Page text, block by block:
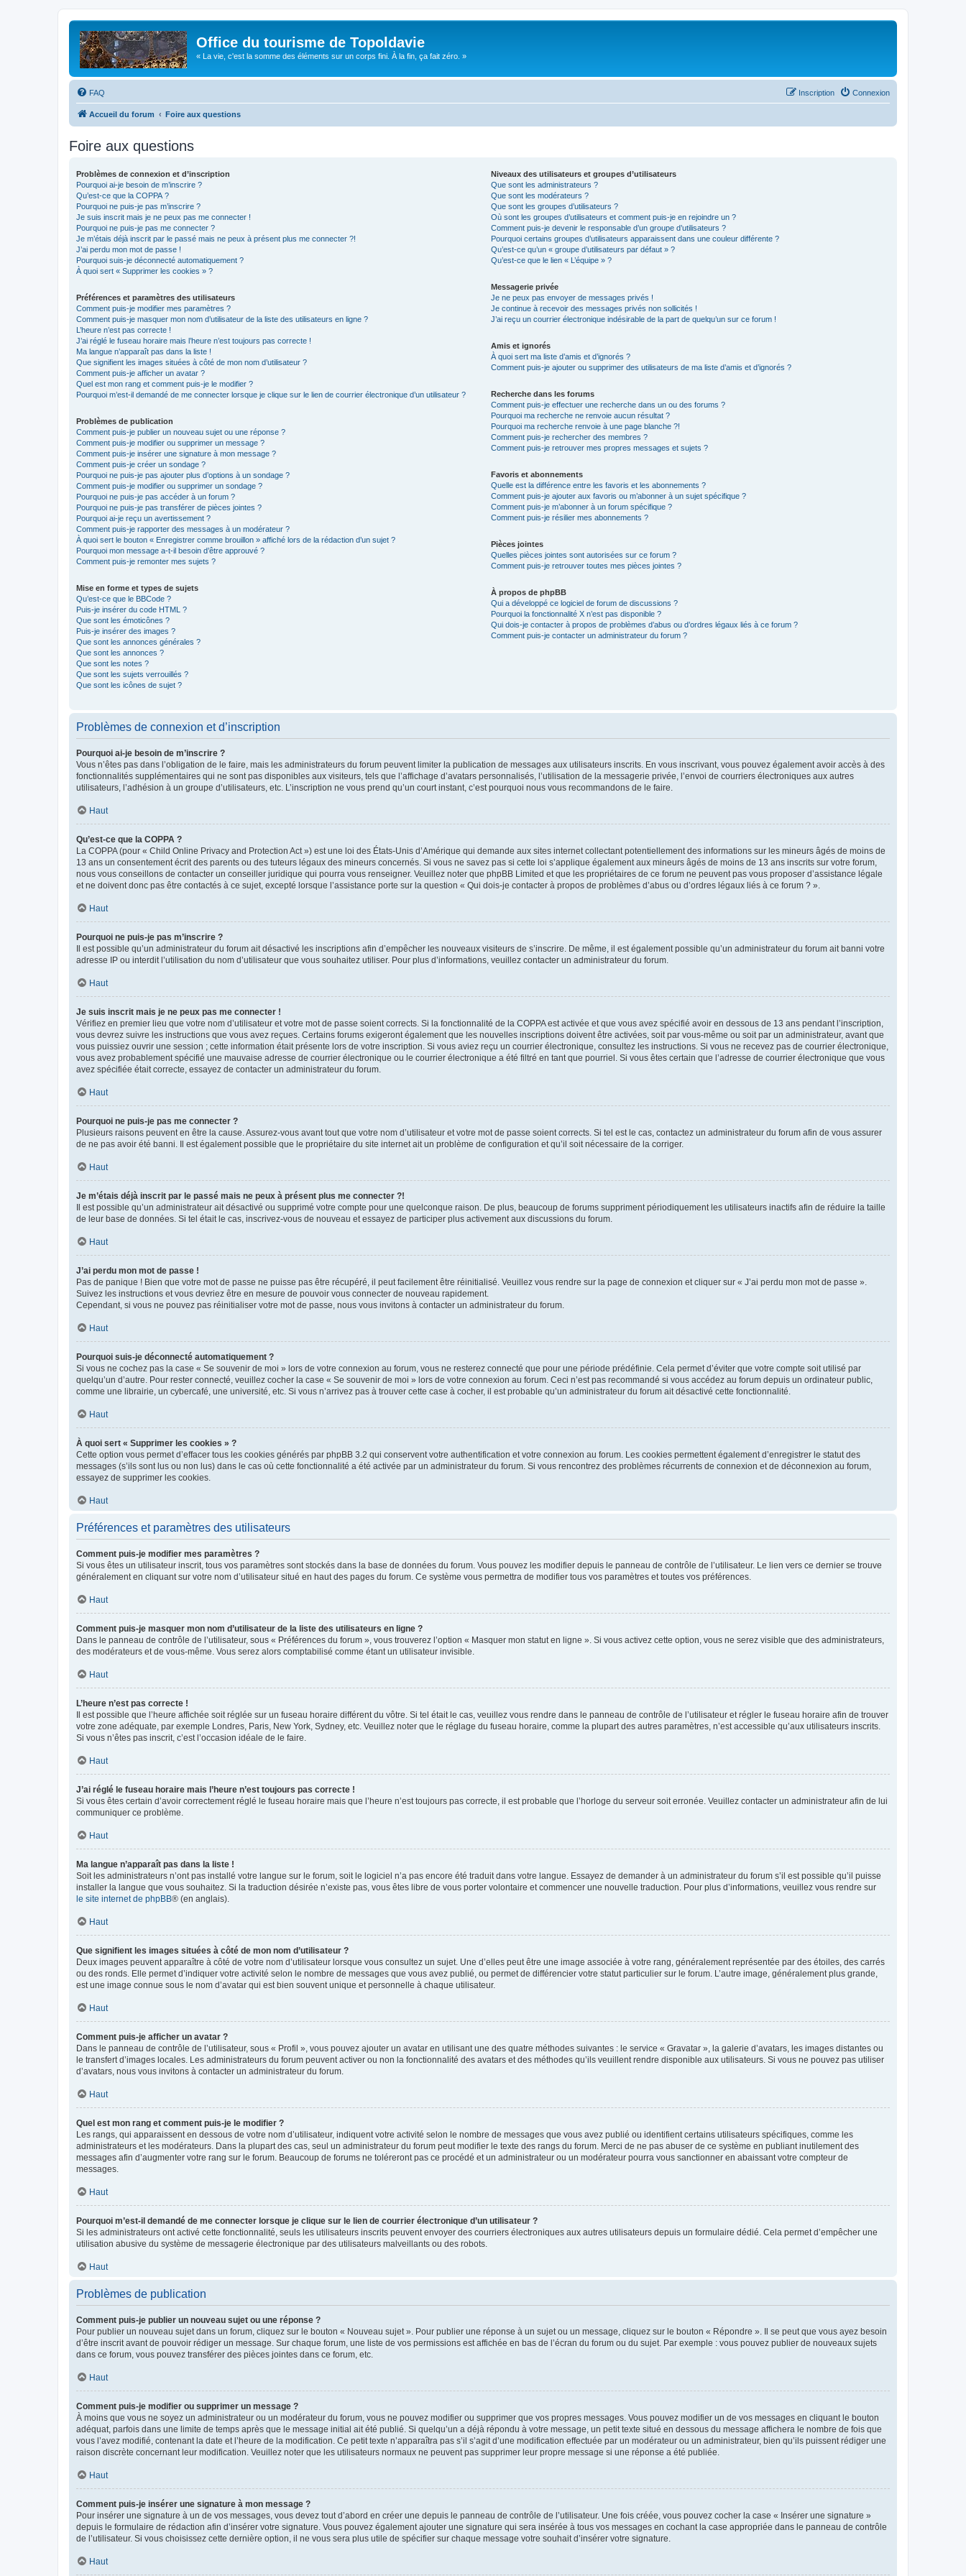
Office du tourisme de Topoldavie
« La vie, c'est la somme des éléments sur un corps fini. À la fin, ça fait zéro. »
FAQ Connexion
Inscription
Accueil du forum Foire aux questions
Foire aux questions
Problèmes de connexion et d’inscription
Pourquoi ai-je besoin de m’inscrire ?
Qu’est-ce que la COPPA ?
Pourquoi ne puis-je pas m’inscrire ?
Je suis inscrit mais je ne peux pas me connecter !
Pourquoi ne puis-je pas me connecter ?
Je m’étais déjà inscrit par le passé mais ne peux à présent plus me connecter ?!
J’ai perdu mon mot de passe !
Pourquoi suis-je déconnecté automatiquement ?
À quoi sert « Supprimer les cookies » ?
Préférences et paramètres des utilisateurs
Comment puis-je modifier mes paramètres ?
Comment puis-je masquer mon nom d’utilisateur de la liste des utilisateurs en ligne ?
L’heure n’est pas correcte !
J’ai réglé le fuseau horaire mais l’heure n’est toujours pas correcte !
Ma langue n’apparaît pas dans la liste !
Que signifient les images situées à côté de mon nom d’utilisateur ?
Comment puis-je afficher un avatar ?
Quel est mon rang et comment puis-je le modifier ?
Pourquoi m’est-il demandé de me connecter lorsque je clique sur le lien de courrier électronique d’un utilisateur ?
Problèmes de publication
Comment puis-je publier un nouveau sujet ou une réponse ?
Comment puis-je modifier ou supprimer un message ?
Comment puis-je insérer une signature à mon message ?
Comment puis-je créer un sondage ?
Pourquoi ne puis-je pas ajouter plus d’options à un sondage ?
Comment puis-je modifier ou supprimer un sondage ?
Pourquoi ne puis-je pas accéder à un forum ?
Pourquoi ne puis-je pas transférer de pièces jointes ?
Pourquoi ai-je reçu un avertissement ?
Comment puis-je rapporter des messages à un modérateur ?
À quoi sert le bouton « Enregistrer comme brouillon » affiché lors de la rédaction d’un sujet ?
Pourquoi mon message a-t-il besoin d’être approuvé ?
Comment puis-je remonter mes sujets ?
Mise en forme et types de sujets
Qu’est-ce que le BBCode ?
Puis-je insérer du code HTML ?
Que sont les émoticônes ?
Puis-je insérer des images ?
Que sont les annonces générales ?
Que sont les annonces ?
Que sont les notes ?
Que sont les sujets verrouillés ?
Que sont les icônes de sujet ?
Niveaux des utilisateurs et groupes d’utilisateurs
Que sont les administrateurs ?
Que sont les modérateurs ?
Que sont les groupes d’utilisateurs ?
Où sont les groupes d’utilisateurs et comment puis-je en rejoindre un ?
Comment puis-je devenir le responsable d’un groupe d’utilisateurs ?
Pourquoi certains groupes d’utilisateurs apparaissent dans une couleur différente ?
Qu’est-ce qu’un « groupe d’utilisateurs par défaut » ?
Qu’est-ce que le lien « L’équipe » ?
Messagerie privée
Je ne peux pas envoyer de messages privés !
Je continue à recevoir des messages privés non sollicités !
J’ai reçu un courrier électronique indésirable de la part de quelqu’un sur ce forum !
Amis et ignorés
À quoi sert ma liste d’amis et d’ignorés ?
Comment puis-je ajouter ou supprimer des utilisateurs de ma liste d’amis et d’ignorés ?
Recherche dans les forums
Comment puis-je effectuer une recherche dans un ou des forums ?
Pourquoi ma recherche ne renvoie aucun résultat ?
Pourquoi ma recherche renvoie à une page blanche ?!
Comment puis-je rechercher des membres ?
Comment puis-je retrouver mes propres messages et sujets ?
Favoris et abonnements
Quelle est la différence entre les favoris et les abonnements ?
Comment puis-je ajouter aux favoris ou m’abonner à un sujet spécifique ?
Comment puis-je m’abonner à un forum spécifique ?
Comment puis-je résilier mes abonnements ?
Pièces jointes
Quelles pièces jointes sont autorisées sur ce forum ?
Comment puis-je retrouver toutes mes pièces jointes ?
À propos de phpBB
Qui a développé ce logiciel de forum de discussions ?
Pourquoi la fonctionnalité X n’est pas disponible ?
Qui dois-je contacter à propos de problèmes d’abus ou d’ordres légaux liés à ce forum ?
Comment puis-je contacter un administrateur du forum ?
Problèmes de connexion et d’inscription
Pourquoi ai-je besoin de m’inscrire ?
Vous n’êtes pas dans l’obligation de le faire, mais les administrateurs du forum peuvent limiter la publication de messages aux utilisateurs inscrits. En vous inscrivant, vous pouvez également avoir accès à des
fonctionnalités supplémentaires qui ne sont pas disponibles aux visiteurs, tels que l’affichage d’avatars personnalisés, l’utilisation de la messagerie privée, l’envoi de courriers électroniques aux autres
utilisateurs, l’adhésion à un groupe d’utilisateurs, etc. L’inscription ne vous prend qu’un court instant, c’est pourquoi nous vous recommandons de le faire.
Haut
Qu’est-ce que la COPPA ?
La COPPA (pour « Child Online Privacy and Protection Act ») est une loi des États-Unis d’Amérique qui demande aux sites internet collectant potentiellement des informations sur les mineurs âgés de moins de
13 ans un consentement écrit des parents ou des tuteurs légaux des mineurs concernés. Si vous ne savez pas si cette loi s’applique également aux mineurs âgés de moins de 13 ans inscrits sur votre forum,
nous vous conseillons de contacter un conseiller juridique qui pourra vous renseigner. Veuillez noter que phpBB Limited et que les propriétaires de ce forum ne peuvent pas vous proposer d’assistance légale
et ne doivent donc pas être contactés à ce sujet, excepté lorsque l’assistance porte sur la question « Qui dois-je contacter à propos de problèmes d’abus ou d’ordres légaux liés à ce forum ? ».
Haut
Pourquoi ne puis-je pas m’inscrire ?
Il est possible qu’un administrateur du forum ait désactivé les inscriptions afin d’empêcher les nouveaux visiteurs de s’inscrire. De même, il est également possible qu’un administrateur du forum ait banni votre
adresse IP ou interdit l’utilisation du nom d’utilisateur que vous souhaitez utiliser. Pour plus d’informations, veuillez contacter un administrateur du forum.
Haut
Je suis inscrit mais je ne peux pas me connecter !
Vérifiez en premier lieu que votre nom d’utilisateur et votre mot de passe soient corrects. Si la fonctionnalité de la COPPA est activée et que vous avez spécifié avoir en dessous de 13 ans pendant l’inscription,
vous devrez suivre les instructions que vous avez reçues. Certains forums exigeront également que les nouvelles inscriptions doivent être activées, soit par vous-même ou soit par un administrateur, avant que
vous puissiez ouvrir une session ; cette information était présente lors de votre inscription. Si vous aviez reçu un courrier électronique, consultez les instructions. Si vous ne recevez pas de courrier électronique,
vous avez probablement spécifié une mauvaise adresse de courrier électronique ou le courrier électronique a été filtré en tant que pourriel. Si vous êtes certain que l’adresse de courrier électronique que vous
avez spécifiée était correcte, essayez de contacter un administrateur du forum.
Haut
Pourquoi ne puis-je pas me connecter ?
Plusieurs raisons peuvent en être la cause. Assurez-vous avant tout que votre nom d’utilisateur et votre mot de passe soient corrects. Si tel est le cas, contactez un administrateur du forum afin de vous assurer
de ne pas avoir été banni. Il est également possible que le propriétaire du site internet ait un problème de configuration et qu’il soit nécessaire de la corriger.
Haut
Je m’étais déjà inscrit par le passé mais ne peux à présent plus me connecter ?!
Il est possible qu’un administrateur ait désactivé ou supprimé votre compte pour une quelconque raison. De plus, beaucoup de forums suppriment périodiquement les utilisateurs inactifs afin de réduire la taille
de leur base de données. Si tel était le cas, inscrivez-vous de nouveau et essayez de participer plus activement aux discussions du forum.
Haut
J’ai perdu mon mot de passe !
Pas de panique ! Bien que votre mot de passe ne puisse pas être récupéré, il peut facilement être réinitialisé. Veuillez vous rendre sur la page de connexion et cliquer sur « J’ai perdu mon mot de passe ».
Suivez les instructions et vous devriez être en mesure de pouvoir vous connecter de nouveau rapidement.
Cependant, si vous ne pouvez pas réinitialiser votre mot de passe, nous vous invitons à contacter un administrateur du forum.
Haut
Pourquoi suis-je déconnecté automatiquement ?
Si vous ne cochez pas la case « Se souvenir de moi » lors de votre connexion au forum, vous ne resterez connecté que pour une période prédéfinie. Cela permet d’éviter que votre compte soit utilisé par
quelqu’un d’autre. Pour rester connecté, veuillez cocher la case « Se souvenir de moi » lors de votre connexion au forum. Ceci n’est pas recommandé si vous accédez au forum depuis un ordinateur public,
comme une librairie, un cybercafé, une université, etc. Si vous n’arrivez pas à trouver cette case à cocher, il est probable qu’un administrateur du forum ait désactivé cette fonctionnalité.
Haut
À quoi sert « Supprimer les cookies » ?
Cette option vous permet d’effacer tous les cookies générés par phpBB 3.2 qui conservent votre authentification et votre connexion au forum. Les cookies permettent également d’enregistrer le statut des
messages (s’ils sont lus ou non lus) dans le cas où cette fonctionnalité a été activée par un administrateur du forum. Si vous rencontrez des problèmes récurrents de connexion et de déconnexion au forum,
essayez de supprimer les cookies.
Haut
Préférences et paramètres des utilisateurs
Comment puis-je modifier mes paramètres ?
Si vous êtes un utilisateur inscrit, tous vos paramètres sont stockés dans la base de données du forum. Vous pouvez les modifier depuis le panneau de contrôle de l’utilisateur. Le lien vers ce dernier se trouve
généralement en cliquant sur votre nom d’utilisateur situé en haut des pages du forum. Ce système vous permettra de modifier tous vos paramètres et toutes vos préférences.
Haut
Comment puis-je masquer mon nom d’utilisateur de la liste des utilisateurs en ligne ?
Dans le panneau de contrôle de l’utilisateur, sous « Préférences du forum », vous trouverez l’option « Masquer mon statut en ligne ». Si vous activez cette option, vous ne serez visible que des administrateurs,
des modérateurs et de vous-même. Vous serez alors comptabilisé comme étant un utilisateur invisible.
Haut
L’heure n’est pas correcte !
Il est possible que l’heure affichée soit réglée sur un fuseau horaire différent du vôtre. Si tel était le cas, veuillez vous rendre dans le panneau de contrôle de l’utilisateur et régler le fuseau horaire afin de trouver
votre zone adéquate, par exemple Londres, Paris, New York, Sydney, etc. Veuillez noter que le réglage du fuseau horaire, comme la plupart des autres paramètres, n’est accessible qu’aux utilisateurs inscrits.
Si vous n’êtes pas inscrit, c’est l’occasion idéale de le faire.
Haut
J’ai réglé le fuseau horaire mais l’heure n’est toujours pas correcte !
Si vous êtes certain d’avoir correctement réglé le fuseau horaire mais que l’heure n’est toujours pas correcte, il est probable que l’horloge du serveur soit erronée. Veuillez contacter un administrateur afin de lui
communiquer ce problème.
Haut
Ma langue n’apparaît pas dans la liste !
Soit les administrateurs n’ont pas installé votre langue sur le forum, soit le logiciel n’a pas encore été traduit dans votre langue. Essayez de demander à un administrateur du forum s’il est possible qu’il puisse
installer la langue que vous souhaitez. Si la traduction désirée n’existe pas, vous êtes libre de vous porter volontaire et commencer une nouvelle traduction. Pour plus d’informations, veuillez vous rendre sur
le site internet de phpBB® (en anglais).
Haut
Que signifient les images situées à côté de mon nom d’utilisateur ?
Deux images peuvent apparaître à côté de votre nom d’utilisateur lorsque vous consultez un sujet. Une d’elles peut être une image associée à votre rang, généralement représentée par des étoiles, des carrés
ou des ronds. Elle permet d’indiquer votre activité selon le nombre de messages que vous avez publié, ou permet de différencier votre statut particulier sur le forum. L’autre image, généralement plus grande,
est une image connue sous le nom d’avatar qui est bien souvent unique et personnelle à chaque utilisateur.
Haut
Comment puis-je afficher un avatar ?
Dans le panneau de contrôle de l’utilisateur, sous « Profil », vous pouvez ajouter un avatar en utilisant une des quatre méthodes suivantes : le service « Gravatar », la galerie d’avatars, les images distantes ou
le transfert d’images locales. Les administrateurs du forum peuvent activer ou non la fonctionnalité des avatars et des méthodes qu’ils veuillent rendre disponible aux utilisateurs. Si vous ne pouvez pas utiliser
d’avatars, nous vous invitons à contacter un administrateur du forum.
Haut
Quel est mon rang et comment puis-je le modifier ?
Les rangs, qui apparaissent en dessous de votre nom d’utilisateur, indiquent votre activité selon le nombre de messages que vous avez publié ou identifient certains utilisateurs spécifiques, comme les
administrateurs et les modérateurs. Dans la plupart des cas, seul un administrateur du forum peut modifier le texte des rangs du forum. Merci de ne pas abuser de ce système en publiant inutilement des
messages afin d’augmenter votre rang sur le forum. Beaucoup de forums ne toléreront pas ce procédé et un administrateur ou un modérateur pourra vous sanctionner en abaissant votre compteur de
messages.
Haut
Pourquoi m’est-il demandé de me connecter lorsque je clique sur le lien de courrier électronique d’un utilisateur ?
Si les administrateurs ont activé cette fonctionnalité, seuls les utilisateurs inscrits peuvent envoyer des courriers électroniques aux autres utilisateurs depuis un formulaire dédié. Cela permet d’empêcher une
utilisation abusive du système de messagerie électronique par des utilisateurs malveillants ou des robots.
Haut
Problèmes de publication
Comment puis-je publier un nouveau sujet ou une réponse ?
Pour publier un nouveau sujet dans un forum, cliquez sur le bouton « Nouveau sujet ». Pour publier une réponse à un sujet ou un message, cliquez sur le bouton « Répondre ». Il se peut que vous ayez besoin
d’être inscrit avant de pouvoir rédiger un message. Sur chaque forum, une liste de vos permissions est affichée en bas de l’écran du forum ou du sujet. Par exemple : vous pouvez publier de nouveaux sujets
dans ce forum, vous pouvez transférer des pièces jointes dans ce forum, etc.
Haut
Comment puis-je modifier ou supprimer un message ?
À moins que vous ne soyez un administrateur ou un modérateur du forum, vous ne pouvez modifier ou supprimer que vos propres messages. Vous pouvez modifier un de vos messages en cliquant le bouton
adéquat, parfois dans une limite de temps après que le message initial ait été publié. Si quelqu’un a déjà répondu à votre message, un petit texte situé en dessous du message affichera le nombre de fois que
vous l’avez modifié, contenant la date et l’heure de la modification. Ce petit texte n’apparaîtra pas s’il s’agit d’une modification effectuée par un modérateur ou un administrateur, bien qu’ils puissent rédiger une
raison discrète concernant leur modification. Veuillez noter que les utilisateurs normaux ne peuvent pas supprimer leur propre message si une réponse a été publiée.
Haut
Comment puis-je insérer une signature à mon message ?
Pour insérer une signature à un de vos messages, vous devez tout d’abord en créer une depuis le panneau de contrôle de l’utilisateur. Une fois créée, vous pouvez cocher la case « Insérer une signature »
depuis le formulaire de rédaction afin d’insérer votre signature. Vous pouvez également ajouter une signature qui sera insérée à tous vos messages en cochant la case appropriée dans le panneau de contrôle
de l’utilisateur. Si vous choisissez cette dernière option, il ne vous sera plus utile de spécifier sur chaque message votre souhait d’insérer votre signature.
Haut